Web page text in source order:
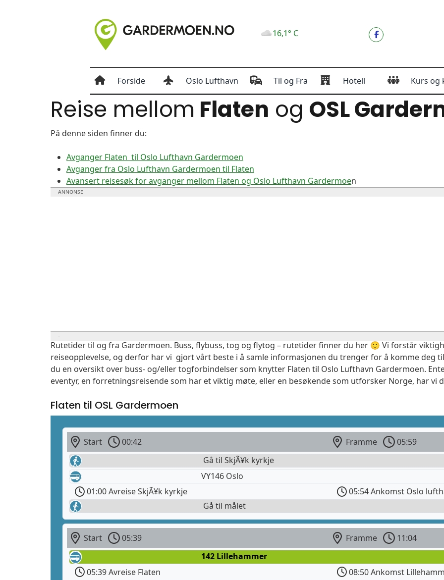
16,1° C
Forside Oslo Lufthavn Til og Fra Hotell Kurs og
Reise mellom Flaten og OSL
På denne siden finner du:
Avganger Flaten til Oslo Lufthavn Gardermoen
Avganger fra Oslo Lufthavn Gardermoen til Flaten
Avansert reisesøk for avganger mellom Flaten og Oslo Lufthavn Gardermoen
Rutetider til og fra Gardermoen. Buss, flybuss, tog og flytog – rutetider finner du her 🙂 Vi forstår
reiseopplevelse, og derfor har vi gjort vårt beste i å samle informasjonen du trenger for å komme deg
du en oversikt over buss- og/eller togforbindelser som knytter Flaten til Oslo Lufthavn Gardermoen.
eventyr, en forretningsreisende som har et viktig møte, eller en besøkende som utforsker Norge, har vi
Flaten til OSL Gardermoen
Start 00:42 Framme
05:59
Gå til SkjÃ¥k kyrkje
VY146 Oslo
01:00 Avreise SkjÃ¥k kyrkje
05:54 Ankomst Oslo
Gå til målet
Start 05:39 Framme
11:04
142 Lillehammer
05:39 Avreise Flaten
08:50 Ankomst